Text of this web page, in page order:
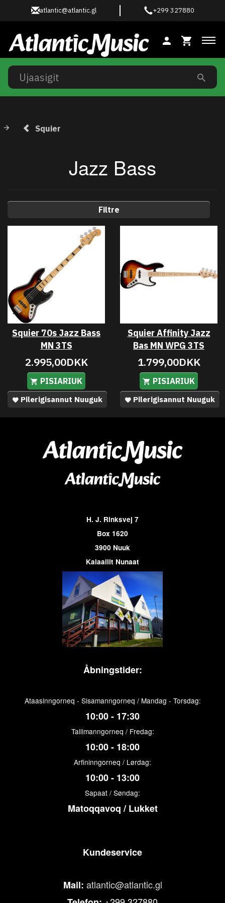
atlantic@atlantic.gl +299 327880
Squier
Jazz Bass
Filtre
Squier 70s Jazz Bass
MN 3TS
2.995,00DKK
PISIARIUK
Pilerigisannut Nuuguk
Squier Affinity Jazz
Bas MN WPG 3TS
1.799,00DKK
PISIARIUK
Pilerigisannut Nuuguk
H. J. Rinksvej 7
Box 1620
3900 Nuuk
Kalaallit Nunaat
Åbningstider:
Ataasinngorneq - Sisamanngorneq / Mandag - Torsdag:
10:00 - 17:30
Tallimanngorneq / Fredag:
10:00 - 18:00
Arfininngorneq / Lørdag:
10:00 - 13:00
Sapaat / Søndag:
Matoqqavoq / Lukket
Kundeservice
Mail: atlantic@atlantic.gl